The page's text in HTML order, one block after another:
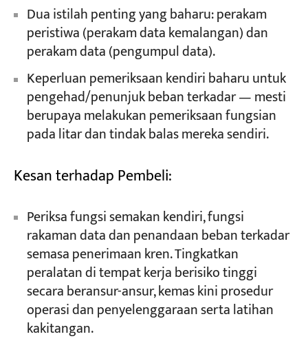
Dua istilah penting yang baharu: perakam
peristiwa (perakam data kemalangan) dan
perakam data (pengumpul data).
Keperluan pemeriksaan kendiri baharu untuk
pengehad/penunjuk beban terkadar — mesti
berupaya melakukan pemeriksaan fungsian
pada litar dan tindak balas mereka sendiri.
Kesan terhadap Pembeli:
Periksa fungsi semakan kendiri, fungsi
rakaman data dan penandaan beban terkadar
semasa penerimaan kren. Tingkatkan
peralatan di tempat kerja berisiko tinggi
secara beransur-ansur, kemas kini prosedur
operasi dan penyelenggaraan serta latihan
kakitangan.